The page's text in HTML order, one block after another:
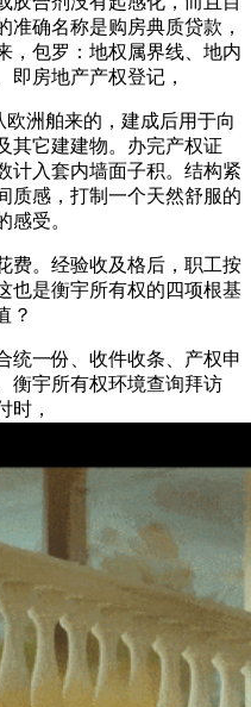
确名称是购房典质贷款，
，包罗：地权属界线、地内
即房地产产权登记，
洲舶来的，建成后用于向
其它建建物。办完产权证
计入套内墙面子积。结构紧
质感，打制一个天然舒服的
感受。
。经验收及格后，职工按
也是衡宇所有权的四项根基
？
一份、收件收条、产权申
衡宇所有权环境查询拜访
时，